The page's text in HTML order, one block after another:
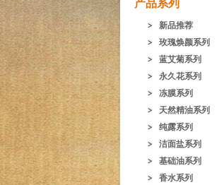
产品系列
新品推荐
玫瑰焕颜系列
蓝艾菊系列
永久花系列
冻膜系列
天然精油系列
纯露系列
洁面盐系列
基础油系列
香水系列